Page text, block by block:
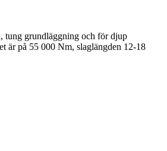
tung grundläggning och för djup
är på 55 000 Nm, slaglängden 12-18